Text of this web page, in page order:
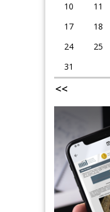
10
11
17
18
24
25
31